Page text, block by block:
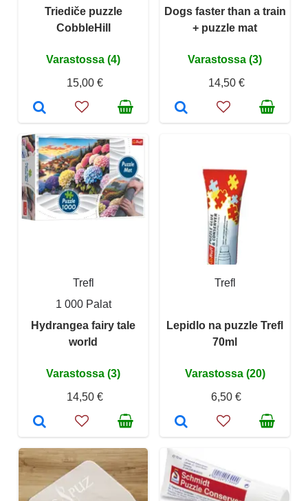
Triediče puzzle
CobbleHill
Varastossa (4)
15,00 €
Dogs faster than a train
+ puzzle mat
Varastossa (3)
14,50 €
Trefl
1 000 Palat
Hydrangea fairy tale
world
Varastossa (3)
14,50 €
Trefl
Lepidlo na puzzle Trefl
70ml
Varastossa (20)
6,50 €